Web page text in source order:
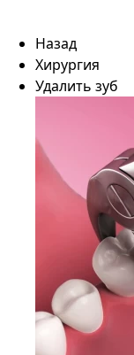
Назад
Хирургия
Удалить зуб